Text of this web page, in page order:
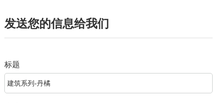
发送您的信息给我们
标题